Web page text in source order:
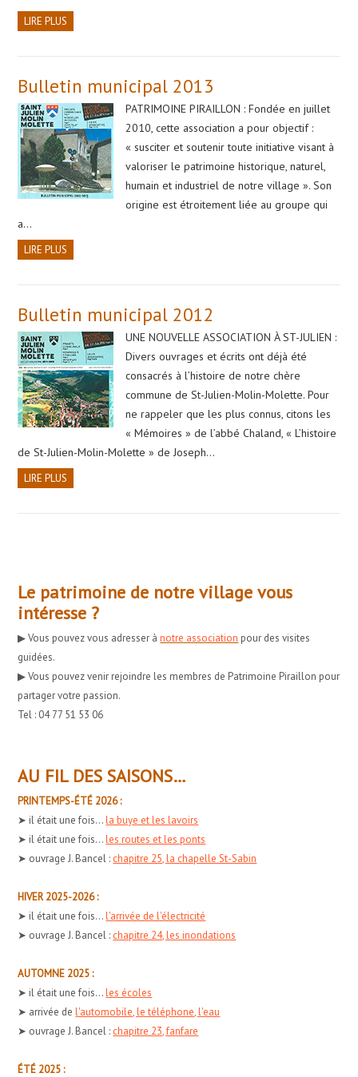
LIRE PLUS
Bulletin municipal 2013
PATRIMOINE PIRAILLON : Fondée en juillet
2010, cette association a pour objectif :
« susciter et soutenir toute initiative visant à
valoriser le patrimoine historique, naturel,
humain et industriel de notre village ». Son
origine est étroitement liée au groupe qui
a…
LIRE PLUS
Bulletin municipal 2012
UNE NOUVELLE ASSOCIATION À ST-JULIEN :
Divers ouvrages et écrits ont déjà été
consacrés à l’histoire de notre chère
commune de St-Julien-Molin-Molette. Pour
ne rappeler que les plus connus, citons les
« Mémoires » de l’abbé Chaland, « L’histoire
de St-Julien-Molin-Molette » de Joseph…
LIRE PLUS
Le patrimoine de notre village vous
intéresse ?
▶︎ Vous pouvez vous adresser ànotre association pour des visites
guidées.
▶︎ Vous pouvez venir rejoindre les membres de Patrimoine Piraillon pour
partager votre passion.
Tel : 04 77 51 53 06
AU FIL DES SAISONS…
PRINTEMPS-ÉTÉ 2026 :
➤ il était une fois...la buye et les lavoirs
➤ il était une fois...les routes et les ponts
➤ ouvrage J. Bancel : chapitre 25, la chapelle St-Sabin
HIVER 2025-2026 :
➤ il était une fois...l'arrivée de l'électricité
➤ ouvrage J. Bancel : chapitre 24, les inondations
AUTOMNE 2025 :
➤ il était une fois...les écoles
➤ arrivée del'automobile, le téléphone, l'eau
➤ ouvrage J. Bancel : chapitre 23, fanfare
ÉTÉ 2025 :